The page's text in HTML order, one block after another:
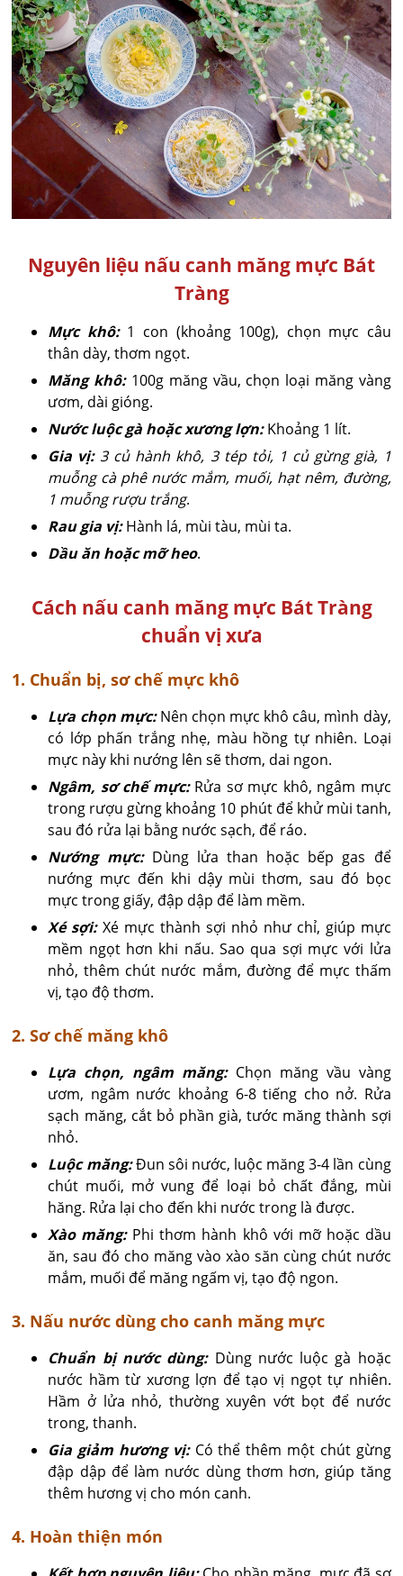
Nguyên liệu nấu canh măng mực Bát
Tràng
Mực khô:1 con (khoảng 100g), chọn mực câu
thân dày, thơm ngọt.
Măng khô:100g măng vầu, chọn loại măng vàng
ươm, dài gióng.
Nước luộc gà hoặc xương lợn:Khoảng 1 lít.
Gia vị: 3 củ hành khô, 3 tép tỏi, 1 củ gừng già, 1
muỗng cà phê nước mắm, muối, hạt nêm, đường,
1 muỗng rượu trắng.
Rau gia vị:Hành lá, mùi tàu, mùi ta.
Dầu ăn hoặc mỡ heo.
Cách nấu canh măng mực Bát Tràng
chuẩn vị xưa
1. Chuẩn bị, sơ chế mực khô
Lựa chọn mực:Nên chọn mực khô câu, mình dày,
có lớp phấn trắng nhẹ, màu hồng tự nhiên. Loại
mực này khi nướng lên sẽ thơm, dai ngon.
Ngâm, sơ chế mực:Rửa sơ mực khô, ngâm mực
trong rượu gừng khoảng 10 phút để khử mùi tanh,
sau đó rửa lại bằng nước sạch, để ráo.
Nướng mực:Dùng lửa than hoặc bếp gas để
nướng mực đến khi dậy mùi thơm, sau đó bọc
mực trong giấy, đập dập để làm mềm.
Xé sợi:Xé mực thành sợi nhỏ như chỉ, giúp mực
mềm ngọt hơn khi nấu. Sao qua sợi mực với lửa
nhỏ, thêm chút nước mắm, đường để mực thấm
vị, tạo độ thơm.
2. Sơ chế măng khô
Lựa chọn, ngâm măng:Chọn măng vầu vàng
ươm, ngâm nước khoảng 6-8 tiếng cho nở. Rửa
sạch măng, cắt bỏ phần già, tước măng thành sợi
nhỏ.
Luộc măng:Đun sôi nước, luộc măng 3-4 lần cùng
chút muối, mở vung để loại bỏ chất đắng, mùi
hăng. Rửa lại cho đến khi nước trong là được.
Xào măng:Phi thơm hành khô với mỡ hoặc dầu
ăn, sau đó cho măng vào xào săn cùng chút nước
mắm, muối để măng ngấm vị, tạo độ ngon.
3. Nấu nước dùng cho canh măng mực
Chuẩn bị nước dùng:Dùng nước luộc gà hoặc
nước hầm từ xương lợn để tạo vị ngọt tự nhiên.
Hầm ở lửa nhỏ, thường xuyên vớt bọt để nước
trong, thanh.
Gia giảm hương vị:Có thể thêm một chút gừng
đập dập để làm nước dùng thơm hơn, giúp tăng
thêm hương vị cho món canh.
4. Hoàn thiện món